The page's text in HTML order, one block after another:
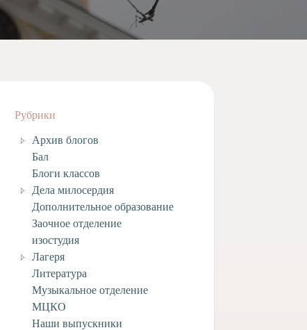
Рубрики
Архив блогов
Бал
Блоги классов
Дела милосердия
Дополнительное образование
Заочное отделение
изостудия
Лагеря
Литература
Музыкальное отделение
МЦКО
Наши выпускники